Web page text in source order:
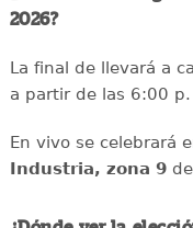
2026?
La final de llevará a
a partir de las 6:00
En vivo se celebrará
Industria, zona 9de